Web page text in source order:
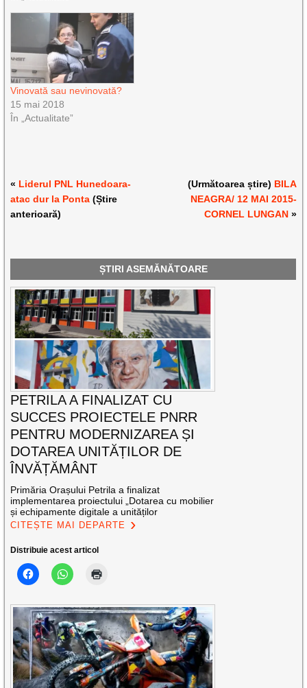
Vinovată sau nevinovată?
15 mai 2018
În „Actualitate”
« Liderul PNL Hunedoara-
atac dur la Ponta (Știre
anterioară)
(Următoarea știre) BILA
NEAGRA/ 12 MAI 2015-
CORNEL LUNGAN»
ȘTIRI ASEMĂNĂTOARE
PETRILA A FINALIZAT CU
SUCCES PROIECTELE PNRR
PENTRU MODERNIZAREA ȘI
DOTAREA UNITĂȚILOR DE
ÎNVĂȚĂMÂNT
Primăria Orașului Petrila a finalizat
implementarea proiectului „Dotarea cu mobilier
și echipamente digitale a unităților
CITEȘTE MAI DEPARTE
Distribuie acest articol